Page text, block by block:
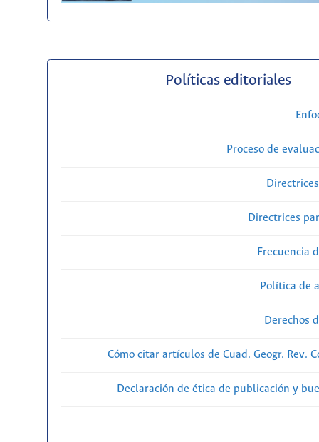
Políticas editoriales
Proceso de
Directrices
Frecuencia
Política de
Derechos
Cómo citar artículos de Cuad. Geogr. Rev.
Declaración de ética de publicación y